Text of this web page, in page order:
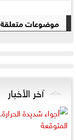
موضوعات متعلقة
آخر الأخبار